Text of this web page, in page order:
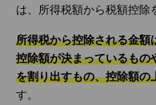
は、所得税額から税額控除
所得税から控除される金額
控除額が決まっているもの
を割り出すもの、控除額の
す。